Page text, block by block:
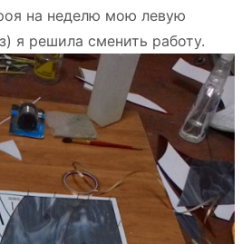
на неделю мою левую
я решила сменить работу.